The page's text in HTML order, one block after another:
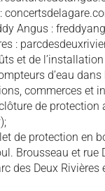
Angus :
:
et de
d’eau
commerces et
de protection
de protection en
Brousseau et rue
des Deux Rivières